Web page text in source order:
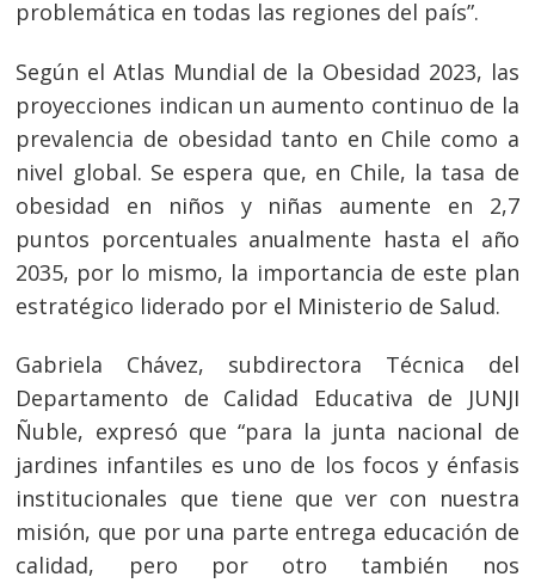
problemática en todas las regiones del país”.
Según el Atlas Mundial de la Obesidad 2023, las
proyecciones indican un aumento continuo de la
prevalencia de obesidad tanto en Chile como a
nivel global. Se espera que, en Chile, la tasa de
obesidad en niños y niñas aumente en 2,7
puntos porcentuales anualmente hasta el año
2035, por lo mismo, la importancia de este plan
estratégico liderado por el Ministerio de Salud.
Gabriela Chávez, subdirectora Técnica del
Departamento de Calidad Educativa de JUNJI
Ñuble, expresó que “para la junta nacional de
jardines infantiles es uno de los focos y énfasis
institucionales que tiene que ver con nuestra
misión, que por una parte entrega educación de
calidad, pero por otro también nos
Navegación
de
entradas